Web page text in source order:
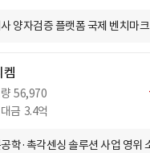
양자검증 플랫폼 국제 벤치마
켐
56,970
금 3.4억
학·촉각센싱 솔루션 사업 영위